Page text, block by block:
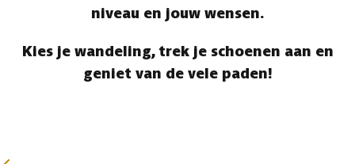
niveau en jouw wensen.
Kies je wandeling, trek je schoenen aan en
geniet van de vele paden!